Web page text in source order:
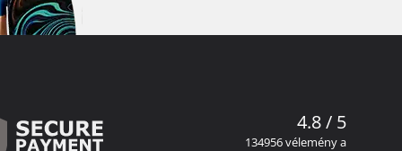
4.8 / 5
134956 vélemény a